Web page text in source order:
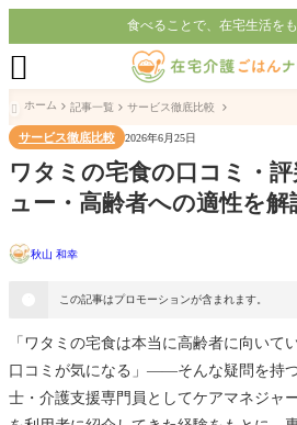
食べることで、在宅生活を

 ホーム 記事一覧 サービス徹底比較
サービス徹底比較 2026年6月25日
ワタミの宅食の口コミ・
ュー・高齢者への適性を解
秋山 和幸
この記事はプロモーションが含まれます。
「ワタミの宅食は本当に高齢者に向いて
口コミが気になる」——そんな疑問を持
士・介護支援専門員としてケアマネジャ